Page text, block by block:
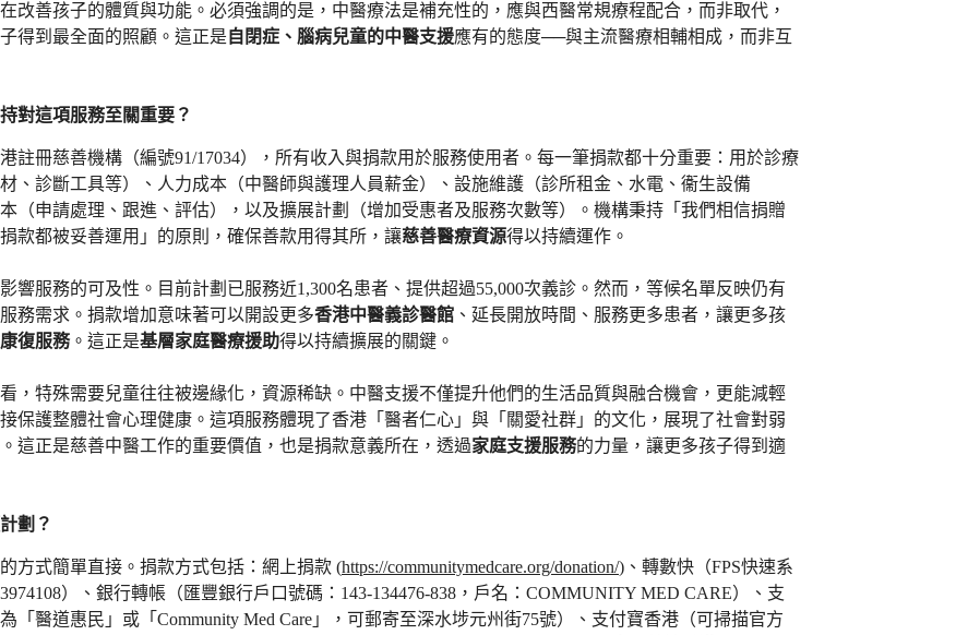
改善孩子的體質與功能。必須強調的是，中醫療法是補充性的，應與西醫常規療程配合，而非取代，
得到最全面的照顧。這正是 自閉症、腦病兒童的中醫支援應有的態度──與主流醫療相輔相成，而非互
對這項服務至關重要？
註冊慈善機構（編號91/17034），所有收入與捐款用於服務使用者。每一筆捐款都十分重要：用於診療
、診斷工具等）、人力成本（中醫師與護理人員薪金）、設施維護（診所租金、水電、衞生設備
（申請處理、跟進、評估），以及擴展計劃（增加受惠者及服務次數等）。機構秉持「我們相信捐贈
款都被妥善運用」的原則，確保善款用得其所，讓慈善醫療資源得以持續運作。
響服務的可及性。目前計劃已服務近1,300名患者、提供超過55,000次義診。然而，等候名單反映仍有
務需求。捐款增加意味著可以開設更多香港中醫義診醫館 、延長開放時間、服務更多患者，讓更多孩
復服務。這正是基層家庭醫療援助得以持續擴展的關鍵。
，特殊需要兒童往往被邊緣化，資源稀缺。中醫支援不僅提升他們的生活品質與融合機會，更能減輕
保護整體社會心理健康。這項服務體現了香港「醫者仁心」與「關愛社群」的文化，展現了社會對弱
這正是慈善中醫工作的重要價值，也是捐款意義所在，透過家庭支援服務的力量，讓更多孩子得到適
劃？
方式簡單直接。捐款方式包括：網上捐款 (https://communitymedcare.org/donation/)、轉數快（FPS快速系
）、銀行轉帳（匯豐銀行戶口號碼：143-134476-838，戶名：COMMUNITY MED CARE）、支
「醫道惠民」或「Community Med Care」，可郵寄至深水埗元州街75號）、支付寶香港（可掃描官方